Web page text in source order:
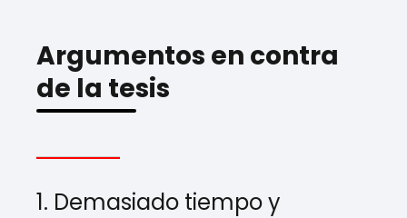
Argumentos en contra
de la tesis
1. Demasiado tiempo y